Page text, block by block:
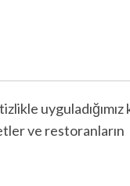
uyguladığımız
ve restoranların